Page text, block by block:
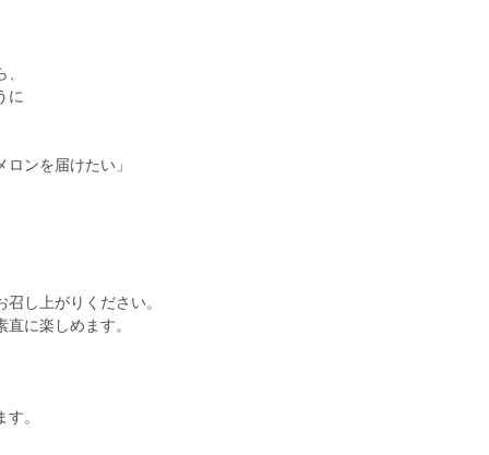
に
ロンを届けたい」
し上がりください。
に楽しめます。
。